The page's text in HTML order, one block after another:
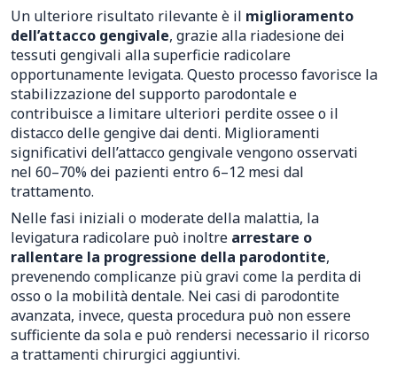
Un ulteriore risultato rilevante è il miglioramento
dell’attacco gengivale, grazie alla riadesione dei
tessuti gengivali alla superficie radicolare
opportunamente levigata. Questo processo favorisce la
stabilizzazione del supporto parodontale e
contribuisce a limitare ulteriori perdite ossee o il
distacco delle gengive dai denti. Miglioramenti
significativi dell’attacco gengivale vengono osservati
nel 60–70% dei pazienti entro 6–12 mesi dal
trattamento.
Nelle fasi iniziali o moderate della malattia, la
levigatura radicolare può inoltre arrestare o
rallentare la progressione della parodontite,
prevenendo complicanze più gravi come la perdita di
osso o la mobilità dentale. Nei casi di parodontite
avanzata, invece, questa procedura può non essere
sufficiente da sola e può rendersi necessario il ricorso
a trattamenti chirurgici aggiuntivi.